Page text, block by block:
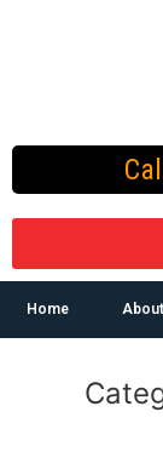
Home About